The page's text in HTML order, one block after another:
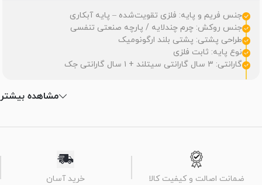
جنس فریم و پایه: فلزی تقویت‌شده – پایه آبکاری
جنس روکش: چرم چندلایه / پارچه صنعتی تنفسی
طراحی پشتی: پشتی بلند ارگونومیک
نوع پایه: ثابت فلزی
گارانتی: ۳ سال گارانتی سیتلند + ۱ سال گارانتی جک
مشاهده بیشتر
ضمانت اصالت و کیفیت کالا خرید آسان